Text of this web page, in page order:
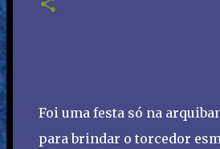
Foi uma festa só na
para brindar o torcedor